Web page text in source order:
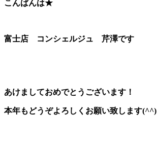
こんばんは★
富士店 コンシェルジュ 芹澤です
あけましておめでとうございます！
本年もどうぞよろしくお願い致します(^^)